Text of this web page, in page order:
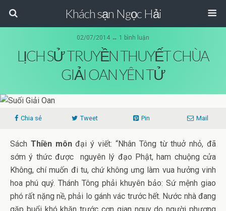
Khách sạn Ngọc Hải
02/07/2014 ↔ 1 bình luận
LỊCH SỬ TRUYỀN THUYẾT CHÙA
GIẢI OAN YÊN TỬ
Chia sẻ Tweet Pin Mail
Sách Thiền mônđại ý viết: “Nhân Tông từ thuở nhỏ, đã
sớm ý thức được nguyên lý đạo Phật, ham chuộng cửa
Không, chí muốn đi tu, chứ không ưng làm vua hưởng vinh
hoa phú quý. Thánh Tông phải khuyên bảo: Sứ mệnh giao
phó rất nặng nề, phải lo gánh vác trước hết. Nước nhà đang